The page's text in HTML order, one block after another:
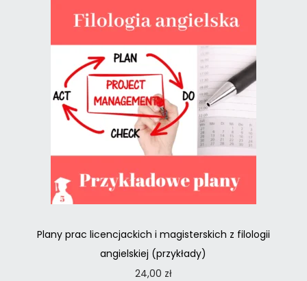
Plany prac licencjackich i magisterskich z filologii
angielskiej (przykłady)
24,00 zł